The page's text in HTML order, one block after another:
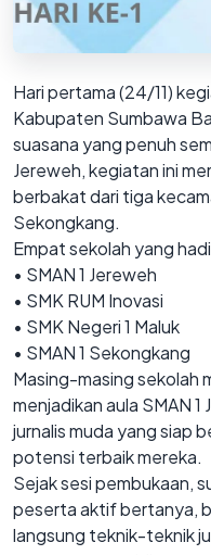
Hari pertama (24/11)
Kabupaten Sumbawa
suasana yang penuh
Jereweh, kegiatan ini
berbakat dari tiga
Sekongkang.
Empat sekolah yang
• SMAN 1 Jereweh
• SMK RUM Inovasi
• SMK Negeri 1 Maluk
• SMAN 1 Sekongkang
Masing-masing sekolah
menjadikan aula SMAN
jurnalis muda yang siap
potensi terbaik mereka.
Sejak sesi pembukaan,
peserta aktif bertanya,
langsung teknik-teknik